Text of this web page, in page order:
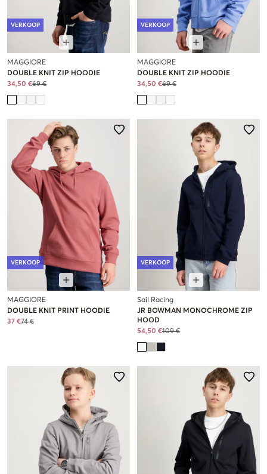
VERKOOP
MAGGIORE
DOUBLE KNIT ZIP HOODIE
34,50 €69 €
VERKOOP
MAGGIORE
DOUBLE KNIT ZIP HOODIE
34,50 €69 €
VERKOOP
MAGGIORE
DOUBLE KNIT PRINT HOODIE
37 €74 €
VERKOOP
Sail Racing
JR BOWMAN MONOCHROME ZIP
HOOD
54,50 €109 €